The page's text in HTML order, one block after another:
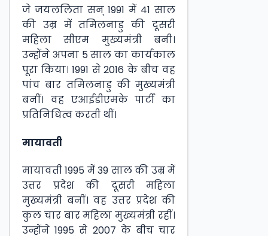
जे जयललिता सन् 1991 में 41 साल
की उम्र में तमिलनाडु की दूसरी
महिला सीएम मुख्यमंत्री बनी।
उन्होंने अपना 5 साल का कार्यकाल
पूरा किया। 1991 से 2016 के बीच वह
पांच बार तमिलनाडु की मुख्यमंत्री
बनीं। वह एआईडीएमके पार्टी का
प्रतिनिधित्व करती थीं।
मायावती
मायावती 1995 में 39 साल की उम्र में
उत्तर प्रदेश की दूसरी महिला
मुख्यमंत्री बनीं। वह उत्तर प्रदेश की
कुल चार बार महिला मुख्यमंत्री रहीं।
उन्होंने 1995 से 2007 के बीच चार